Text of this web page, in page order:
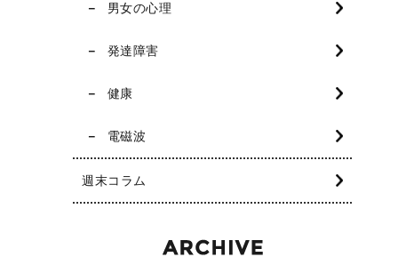
男女の心理
発達障害
健康
電磁波
週末コラム